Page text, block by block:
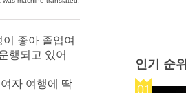
좋아 졸업여
행되고 있어
자 여행에 딱
인기 순위